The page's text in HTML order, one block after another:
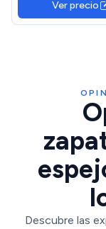
(Ancho) x 180 cm
22 cm
Ver precio
Descubre las